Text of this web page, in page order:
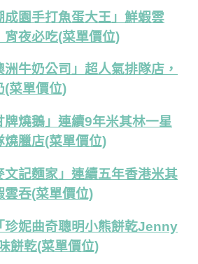
成園手打魚蛋大王」鮮蝦雲
夜必吃(菜單價位)
牛奶公司」超人氣排隊店，
(菜單價位)
牌燒鵝」連續9年米其林一星
臘店(菜單價位)
文記麵家」連續五年香港米其
雲吞(菜單價位)
珍妮曲奇聰明小熊餅乾Jenny
餅乾(菜單價位)